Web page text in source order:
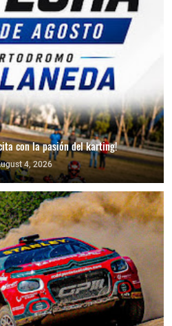
con la pasión del karting!
4, 2026